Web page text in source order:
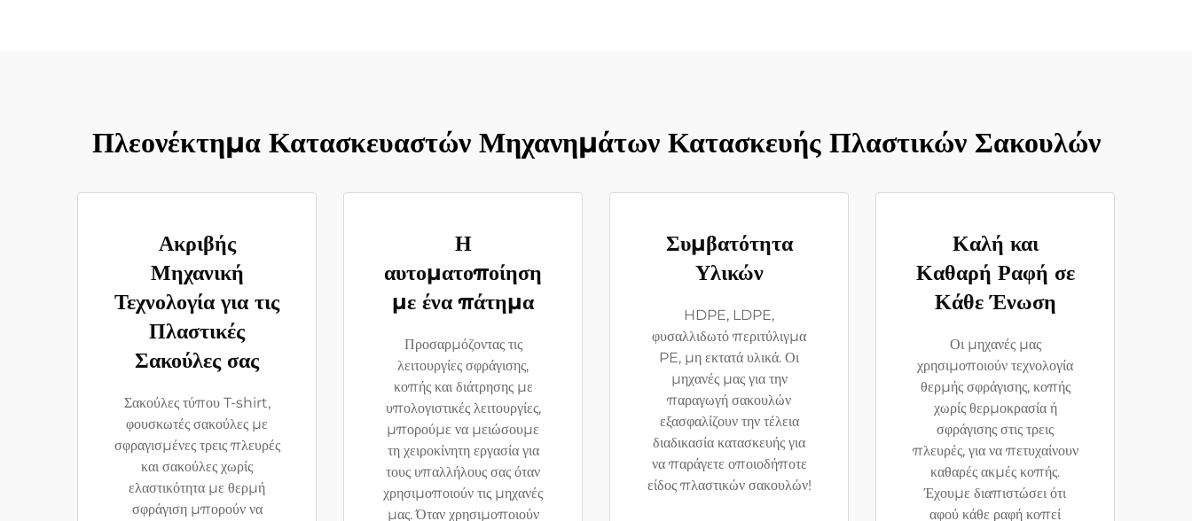
Πλεονέκτημα Κατασκευαστών Μηχανημάτων Κατασκευής Πλαστικών Σακουλών
Ακριβής
Μηχανική
Τεχνολογία για τις
Πλαστικές
Σακούλες σας
Σακούλες τύπου T-shirt,
φουσκωτές σακούλες με
σφραγισμένες τρεις πλευρές
και σακούλες χωρίς
ελαστικότητα με θερμή
σφράγιση μπορούν να
Η
αυτοματοποίηση
με ένα πάτημα
Προσαρμόζοντας τις
λειτουργίες σφράγισης,
κοπής και διάτρησης με
υπολογιστικές λειτουργίες,
μπορούμε να μειώσουμε
τη χειροκίνητη εργασία για
τους υπαλλήλους σας όταν
χρησιμοποιούν τις μηχανές
μας. Όταν χρησιμοποιούν
Συμβατότητα
Υλικών
HDPE, LDPE,
φυσαλλιδωτό περιτύλιγμα
PE, μη εκτατά υλικά. Οι
μηχανές μας για την
παραγωγή σακουλών
εξασφαλίζουν την τέλεια
διαδικασία κατασκευής για
να παράγετε οποιοδήποτε
είδος πλαστικών σακουλών!
Καλή και
Καθαρή Ραφή σε
Κάθε Ένωση
Οι μηχανές μας
χρησιμοποιούν τεχνολογία
θερμής σφράγισης, κοπής
χωρίς θερμοκρασία ή
σφράγισης στις τρεις
πλευρές, για να πετυχαίνουν
καθαρές ακμές κοπής.
Έχουμε διαπιστώσει ότι
αφού κάθε ραφή κοπεί